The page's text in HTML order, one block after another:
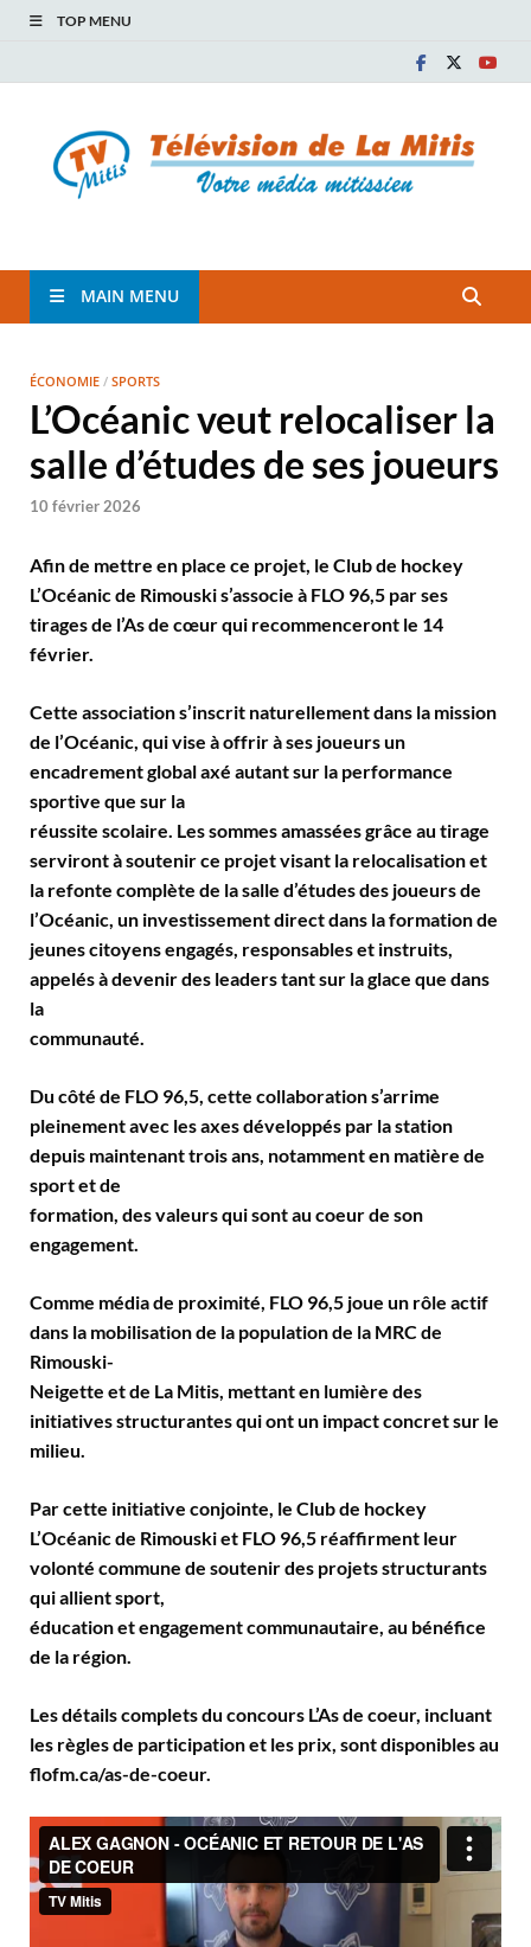
TOP MENU
TVM
MAIN MENU
ÉCONOMIE / SPORTS
L’Océanic veut relocaliser la
salle d’études de ses joueurs
10 février 2026
Afin de mettre en place ce projet, le Club de hockey
L’Océanic de Rimouski s’associe à FLO 96,5 par ses
tirages de l’As de cœur qui recommenceront le 14
février.
Cette association s’inscrit naturellement dans la mission
de l’Océanic, qui vise à offrir à ses joueurs un
encadrement global axé autant sur la performance
sportive que sur la
réussite scolaire. Les sommes amassées grâce au tirage
serviront à soutenir ce projet visant la relocalisation et
la refonte complète de la salle d’études des joueurs de
l’Océanic, un investissement direct dans la formation de
jeunes citoyens engagés, responsables et instruits,
appelés à devenir des leaders tant sur la glace que dans
la
communauté.
Du côté de FLO 96,5, cette collaboration s’arrime
pleinement avec les axes développés par la station
depuis maintenant trois ans, notamment en matière de
sport et de
formation, des valeurs qui sont au coeur de son
engagement.
Comme média de proximité, FLO 96,5 joue un rôle actif
dans la mobilisation de la population de la MRC de
Rimouski-
Neigette et de La Mitis, mettant en lumière des
initiatives structurantes qui ont un impact concret sur le
milieu.
Par cette initiative conjointe, le Club de hockey
L’Océanic de Rimouski et FLO 96,5 réaffirment leur
volonté commune de soutenir des projets structurants
qui allient sport,
éducation et engagement communautaire, au bénéfice
de la région.
Les détails complets du concours L’As de coeur, incluant
les règles de participation et les prix, sont disponibles au
flofm.ca/as-de-coeur.